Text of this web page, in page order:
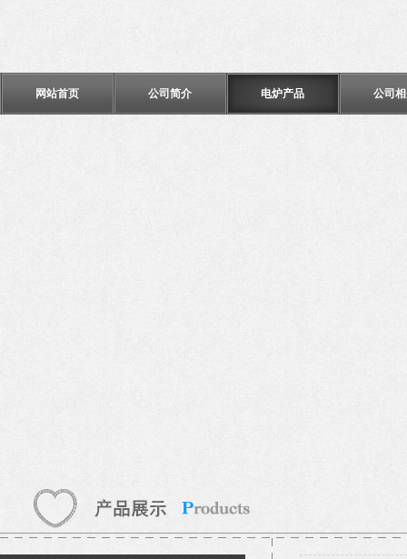
网站首页 公司简介 电炉产品 公司